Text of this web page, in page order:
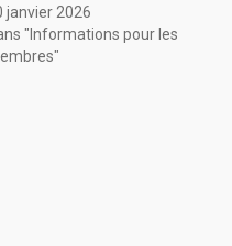
janvier 2026
"Informations pour les